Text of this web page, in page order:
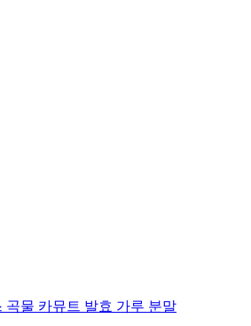
곡물 카뮤트 발효 가루 분말